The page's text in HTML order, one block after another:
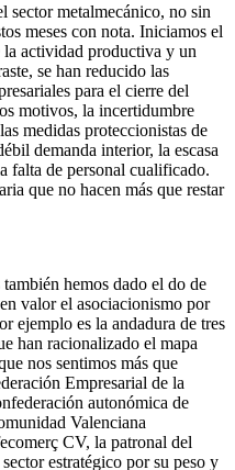
metalmecánico, no sin
meses con nota. Iniciamos el
actividad productiva y un
se han reducido las
para el cierre del
motivos, la incertidumbre
medidas proteccionistas de
demanda interior, la escasa
falta de personal cualificado.
que no hacen más que restar
hemos dado el do de
valor el asociacionismo por
ejemplo es la andadura de tres
han racionalizado el mapa
nos sentimos más que
Empresarial de la
autonómica de
Valenciana
CV, la patronal del
estratégico por su peso y